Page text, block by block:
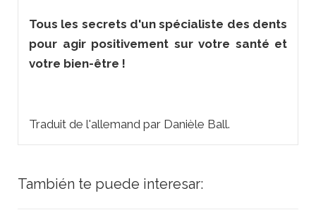
Tous les secrets d'un spécialiste des dents
pour agir positivement sur votre santé et
votre bien-être !
Traduit de l'allemand par Danièle Ball.
También te puede interesar: